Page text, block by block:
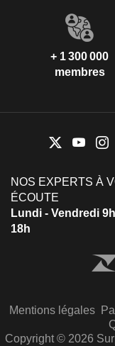
+ 1 300 000
membres
NOS EXPERTS À
ÉCOUTE
Lundi - Vendredi
18h
Mentions légales
Copyright © 2026